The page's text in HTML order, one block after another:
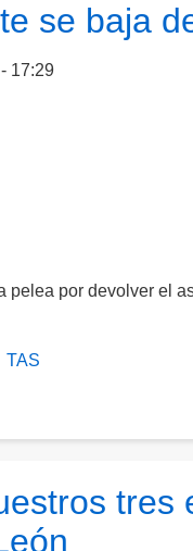
se baja
17:29
pelea por devolver el
TAS
tres